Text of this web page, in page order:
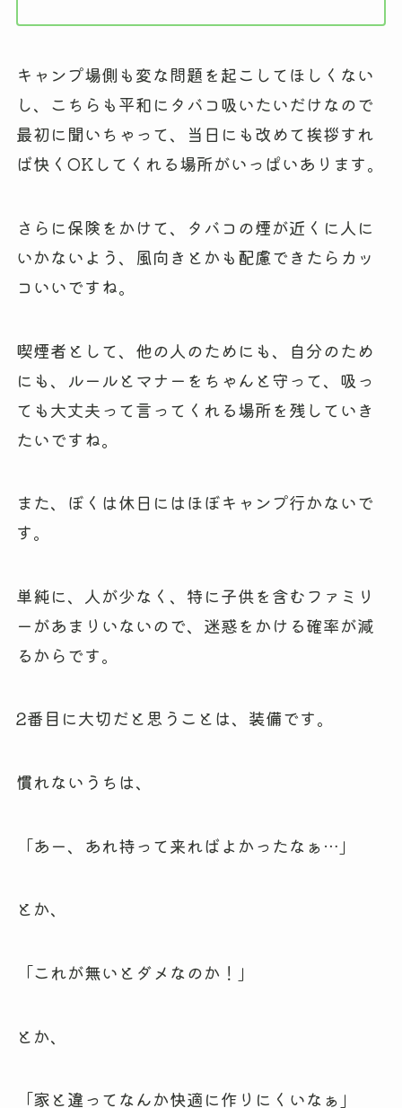
キャンプ場側も変な問題を起こしてほしくない
し、こちらも平和にタバコ吸いたいだけなので
最初に聞いちゃって、当日にも改めて挨拶すれ
ば快くOKしてくれる場所がいっぱいあります。
さらに保険をかけて、タバコの煙が近くに人に
いかないよう、風向きとかも配慮できたらカッ
コいいですね。
喫煙者として、他の人のためにも、自分のため
にも、ルールとマナーをちゃんと守って、吸っ
ても大丈夫って言ってくれる場所を残していき
たいですね。
また、ぼくは休日にはほぼキャンプ行かないで
す。
単純に、人が少なく、特に子供を含むファミリ
ーがあまりいないので、迷惑をかける確率が減
るからです。
2番目に大切だと思うことは、装備です。
慣れないうちは、
「あー、あれ持って来ればよかったなぁ…」
とか、
「これが無いとダメなのか！」
とか、
「家と違ってなんか快適に作りにくいなぁ」